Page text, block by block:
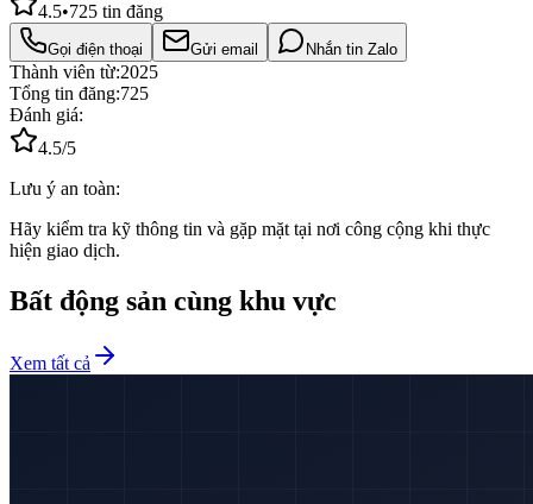
4.5•725 tin đăng
Gọi điện thoại Gửi email Nhắn tin Zalo
Thành viên từ:2025
Tổng tin đăng:725
Đánh giá:
4.5/5
Lưu ý an toàn:
Hãy kiểm tra kỹ thông tin và gặp mặt tại nơi công cộng khi thực
hiện giao dịch.
Bất động sản cùng khu vực
Xem tất cả